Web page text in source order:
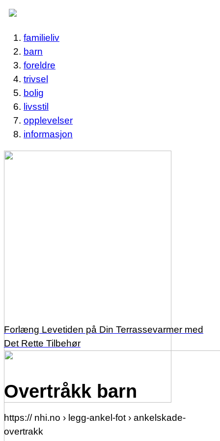
familieliv
barn
foreldre
trivsel
bolig
livsstil
opplevelser
informasjon
Forlæng Levetiden på Din Terrassevarmer med
Det Rette Tilbehør
Overtråkk barn
https:// nhi.no › legg-ankel-fot › ankelskade-
overtrakk